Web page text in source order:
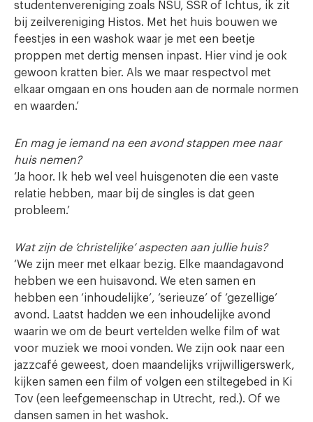
studentenvereniging zoals NSU, SSR of Ichtus, ik zit
bij zeilvereniging Histos. Met het huis bouwen we
feestjes in een washok waar je met een beetje
proppen met dertig mensen inpast. Hier vind je ook
gewoon kratten bier. Als we maar respectvol met
elkaar omgaan en ons houden aan de normale normen
en waarden.’
En mag je iemand na een avond stappen mee naar
huis nemen?
‘Ja hoor. Ik heb wel veel huisgenoten die een vaste
relatie hebben, maar bij de singles is dat geen
probleem.’
Wat zijn de ‘christelijke’ aspecten aan jullie huis?
‘We zijn meer met elkaar bezig. Elke maandagavond
hebben we een huisavond. We eten samen en
hebben een ‘inhoudelijke’, ‘serieuze’ of ‘gezellige’
avond. Laatst hadden we een inhoudelijke avond
waarin we om de beurt vertelden welke film of wat
voor muziek we mooi vonden. We zijn ook naar een
jazzcafé geweest, doen maandelijks vrijwilligerswerk,
kijken samen een film of volgen een stiltegebed in Ki
Tov (een leefgemeenschap in Utrecht, red.). Of we
dansen samen in het washok.